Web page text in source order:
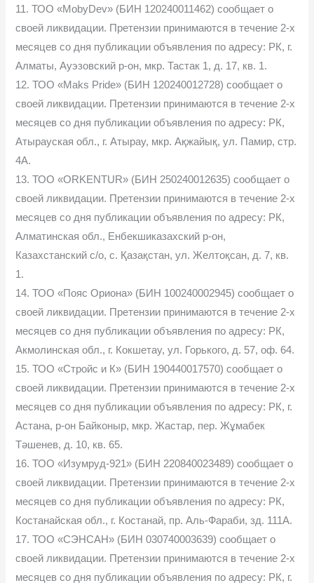
11. ТОО «MobyDev» (БИН 120240011462) сообщает о
своей ликвидации. Претензии принимаются в течение 2-х
месяцев со дня публикации объявления по адресу: РК, г.
Алматы, Ауэзовский р-он, мкр. Тастак 1, д. 17, кв. 1.
12. ТОО «Maks Pride» (БИН 120240012728) сообщает о
своей ликвидации. Претензии принимаются в течение 2-х
месяцев со дня публикации объявления по адресу: РК,
Атырауская обл., г. Атырау, мкр. Ақжайық, ул. Памир, стр.
4А.
13. ТОО «ORKENTUR» (БИН 250240012635) сообщает о
своей ликвидации. Претензии принимаются в течение 2-х
месяцев со дня публикации объявления по адресу: РК,
Алматинская обл., Енбекшиказахский р-он,
Казахстанский с/о, с. Қазақстан, ул. Желтоқсан, д. 7, кв.
1.
14. ТОО «Пояс Ориона» (БИН 100240002945) сообщает о
своей ликвидации. Претензии принимаются в течение 2-х
месяцев со дня публикации объявления по адресу: РК,
Акмолинская обл., г. Кокшетау, ул. Горького, д. 57, оф. 64.
15. ТОО «Стройс и К» (БИН 190440017570) сообщает о
своей ликвидации. Претензии принимаются в течение 2-х
месяцев со дня публикации объявления по адресу: РК, г.
Астана, р-он Байконыр, мкр. Жастар, пер. Жұмабек
Тәшенев, д. 10, кв. 65.
16. ТОО «Изумруд-921» (БИН 220840023489) сообщает о
своей ликвидации. Претензии принимаются в течение 2-х
месяцев со дня публикации объявления по адресу: РК,
Костанайская обл., г. Костанай, пр. Аль-Фараби, зд. 111А.
17. ТОО «СЭНСАН» (БИН 030740003639) сообщает о
своей ликвидации. Претензии принимаются в течение 2-х
месяцев со дня публикации объявления по адресу: РК, г.